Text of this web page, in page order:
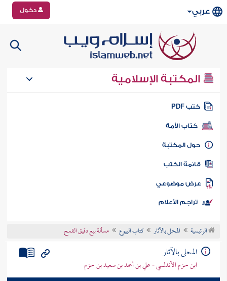
عربي دخول
المكتبة الإسلامية
كتب PDF
كتاب الأمة
المكتبة
الكتب
موضوعي
تراجم الأعلام
الرئيسية المحلى بالآثار كتاب البيوع مسألة بيع دقيق القمح
المحلى بالآثار
ابن حزم الأندلسي - علي بن أحمد بن سعيد بن حزم